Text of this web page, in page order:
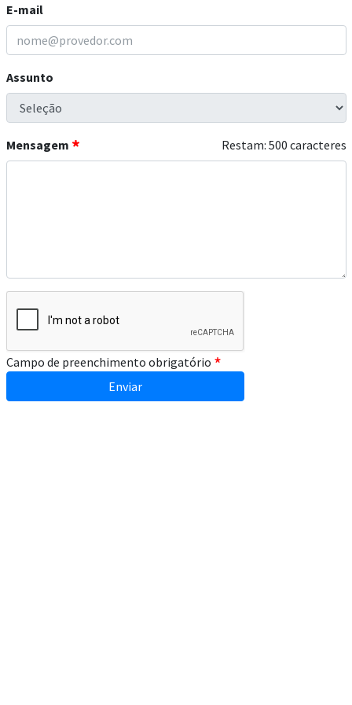
E-mail
Assunto
Mensagem Restam: 500 caracteres
Campo de preenchimento obrigatório
Enviar